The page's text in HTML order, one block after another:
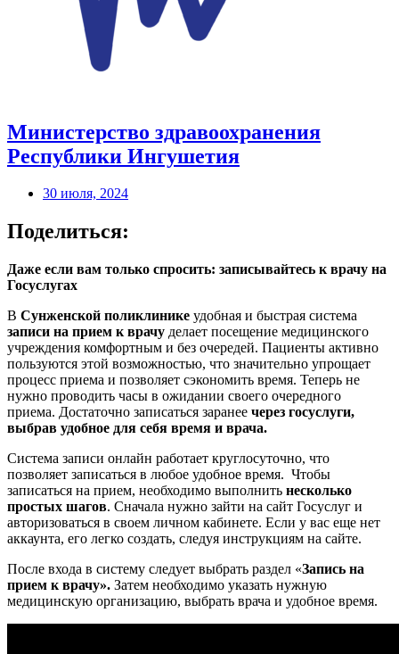
Министерство здравоохранения
Республики Ингушетия
30 июля, 2024
Поделиться:
Даже если вам только спросить: записывайтесь к врачу на
Госуслугах
В Сунженской поликлинике удобная и быстрая система
записи на прием к врачу делает посещение медицинского
учреждения комфортным и без очередей. Пациенты активно
пользуются этой возможностью, что значительно упрощает
процесс приема и позволяет сэкономить время. Теперь не
нужно проводить часы в ожидании своего очередного
приема. Достаточно записаться заранее через госуслуги,
выбрав удобное для себя время и врача.
Система записи онлайн работает круглосуточно, что
позволяет записаться в любое удобное время. Чтобы
записаться на прием, необходимо выполнить несколько
простых шагов. Сначала нужно зайти на сайт Госуслуг и
авторизоваться в своем личном кабинете. Если у вас еще нет
аккаунта, его легко создать, следуя инструкциям на сайте.
После входа в систему следует выбрать раздел «Запись на
прием к врачу». Затем необходимо указать нужную
медицинскую организацию, выбрать врача и удобное время.